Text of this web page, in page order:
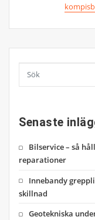
Senaste
Bilservice – så
reparationer
Innebandy
skillnad
Geotekniska